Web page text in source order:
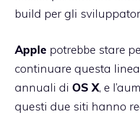
build per gli
Apple potrebbe stare
continuare questa
annuali di OS X, e
questi due siti hanno